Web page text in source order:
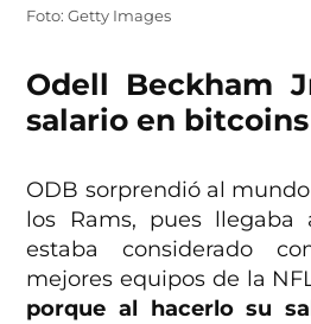
Foto: Getty Images
Odell Beckham
salario en bitcoins
ODB sorprendió al
los Rams, pues
estaba considerado
mejores equipos de la
porque al hacerlo su